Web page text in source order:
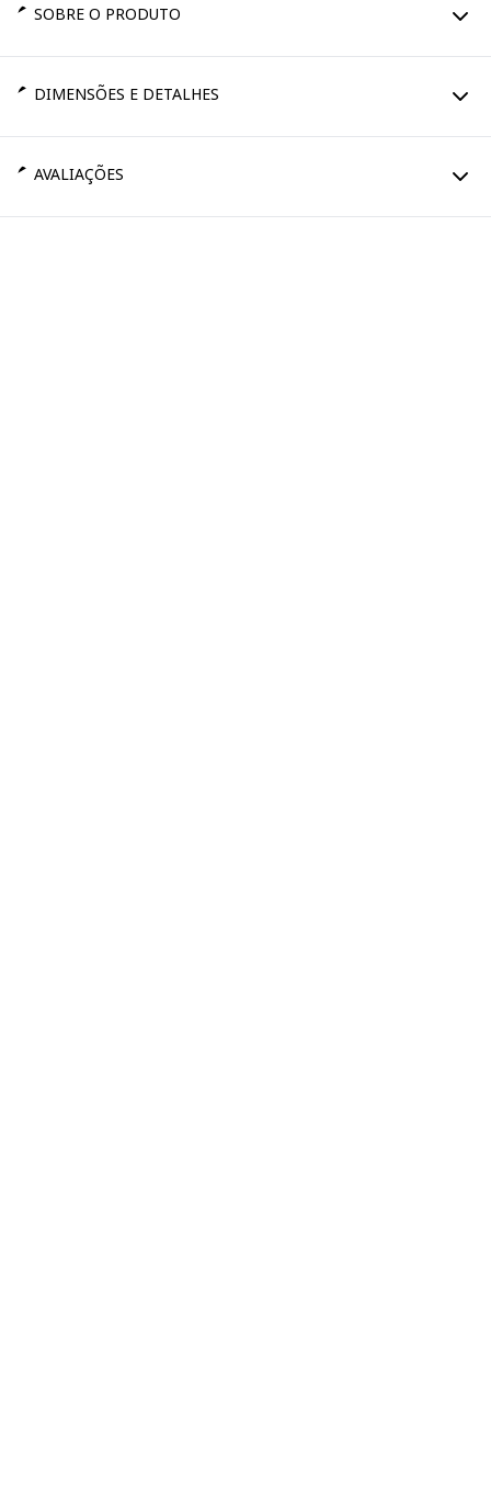
SOBRE O PRODUTO
DIMENSÕES E DETALHES
AVALIAÇÕES